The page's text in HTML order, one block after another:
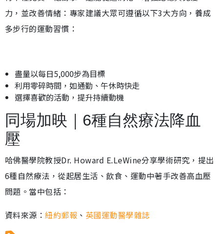
力，並改善情緒：專家建議大眾可遵循以下3大方向，養成
多步行的運動習慣：
盡量以每日5,000步為目標
利用零碎時間，如通勤、午休時快走
選擇喜歡的活動，提升持續動機
同場加映｜6種自然療法降血
壓
哈佛醫學院教授Dr. Howard E.LeWine分享學術研究，提出
6種自然療法，從起居生活、飲食、運動中著手改善高血壓
問題。當中包括：
資料來源：紐約郵報 、 英國運動醫學雜誌